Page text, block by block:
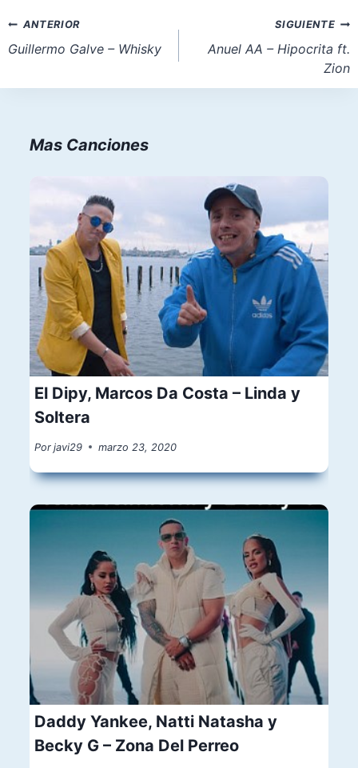
entrada:
Navegación
de
ANTERIOR
Guillermo Galve – Whisky
SIGUIENTE
Anuel AA – Hipocrita ft.
Zion
Mas Canciones
El Dipy, Marcos Da Costa – Linda y
Soltera
Por javi29 marzo 23, 2020
Daddy Yankee, Natti Natasha y
Becky G – Zona Del Perreo